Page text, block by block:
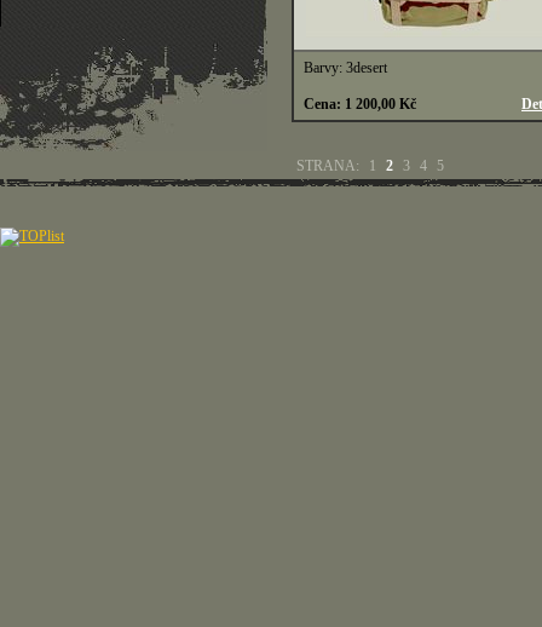
Barvy: 3desert
Cena: 1 200,00 Kč
STRANA: 1 2 3 4 5